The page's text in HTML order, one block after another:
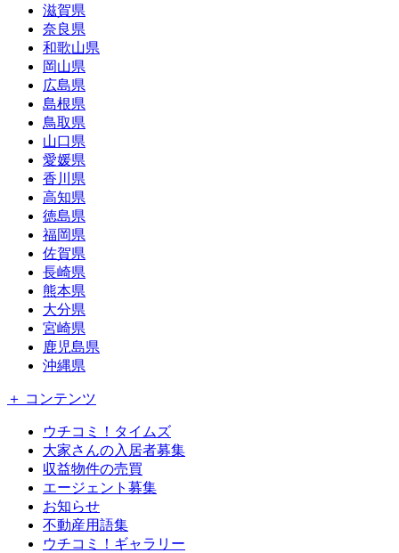
滋賀県
奈良県
和歌山県
岡山県
広島県
島根県
鳥取県
山口県
愛媛県
香川県
高知県
徳島県
福岡県
佐賀県
長崎県
熊本県
大分県
宮崎県
鹿児島県
沖縄県
＋ コンテンツ
ウチコミ！タイムズ
大家さんの入居者募集
収益物件の売買
エージェント募集
お知らせ
不動産用語集
ウチコミ！ギャラリー